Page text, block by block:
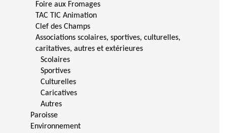
Foire aux Fromages
TAC TIC Animation
Clef des Champs
Associations scolaires, sportives, culturelles,
caritatives, autres et extérieures
Scolaires
Sportives
Culturelles
Caricatives
Autres
Paroisse
Environnement